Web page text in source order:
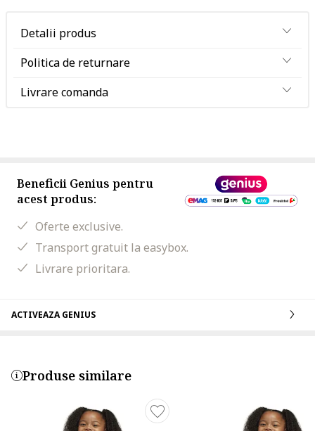
Detalii produs
Politica de returnare
Livrare comanda
Beneficii Genius pentru
acest produs:
Oferte exclusive.
Transport gratuit la easybox.
Livrare prioritara.
ACTIVEAZA GENIUS
Produse similare